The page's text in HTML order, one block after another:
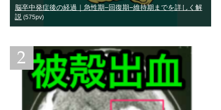
脳卒中発症後の経過｜急性期−回復期−維持期までを詳しく解
説 (575pv)